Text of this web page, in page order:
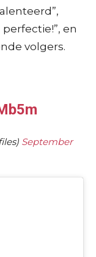
en
volgers.
September